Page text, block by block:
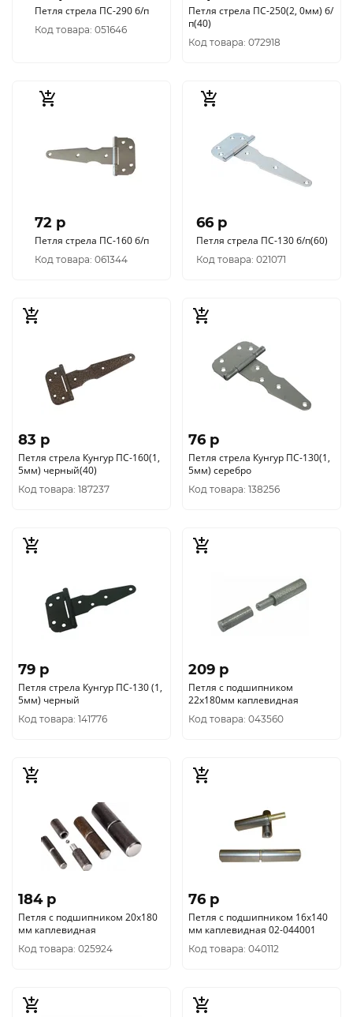
Петля стрела ПС-290 б/п
Код товара: 051646
Петля стрела ПС-250(2, 0мм) б/
п(40)
Код товара: 072918
72 p
Петля стрела ПС-160 б/п
Код товара: 061344
66 p
Петля стрела ПС-130 б/п(60)
Код товара: 021071
83 p
Петля стрела Кунгур ПС-160(1,
5мм) черный(40)
Код товара: 187237
76 p
Петля стрела Кунгур ПС-130(1,
5мм) серебро
Код товара: 138256
79 p
Петля стрела Кунгур ПС-130 (1,
5мм) черный
Код товара: 141776
209 p
Петля с подшипником
22х180мм каплевидная
Код товара: 043560
184 p
Петля с подшипником 20х180
мм каплевидная
Код товара: 025924
76 p
Петля с подшипником 16х140
мм каплевидная 02-044001
Код товара: 040112